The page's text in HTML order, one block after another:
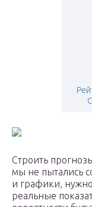
Строить
мы не пытались
и графики,
реальные